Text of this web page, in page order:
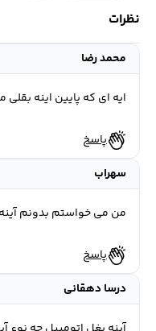
نظرات
محمد رضا
ایه ای که پایین اینه
پاسخ
سهراب
من می خواستم بدونم
پاسخ
درسا دهقانی